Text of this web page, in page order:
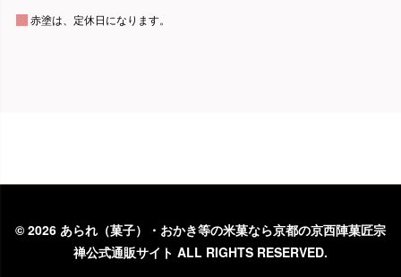
© 2026 あられ（菓子）・おかき等の米菓なら京都の京西陣菓匠宗
禅公式通販サイト ALL RIGHTS RESERVED.